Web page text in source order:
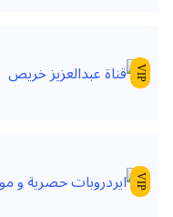
VIP
VIP